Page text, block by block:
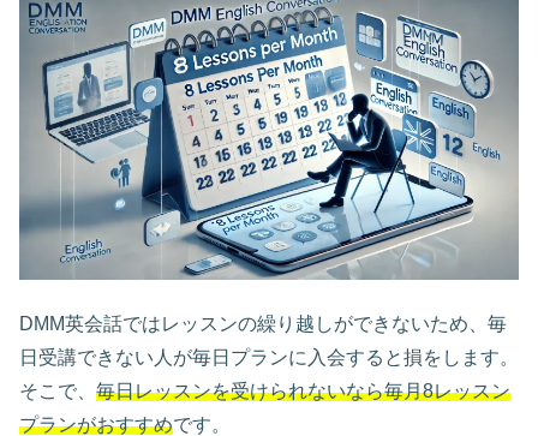
DMM英会話ではレッスンの繰り越しができないため、毎
日受講できない人が毎日プランに入会すると損をします。
そこで、 毎日レッスンを受けられないなら毎月8レッスン
プランがおすすめです。